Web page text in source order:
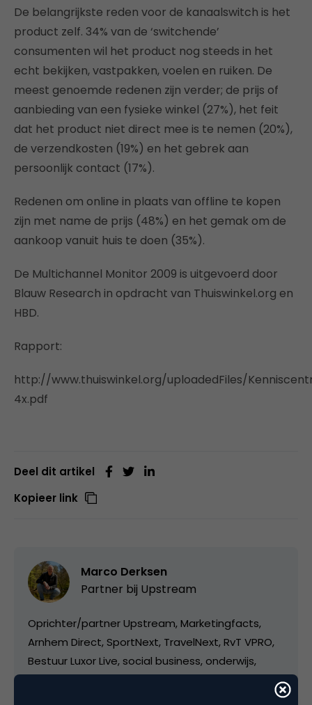
De belangrijkste reden voor de kanaalswitch is het
product zelf. 34% van de ‘switchende’
consumenten wil het product nog steeds in het
echt bekijken, vastpakken, voelen en ruiken. De
meest genoemde redenen zijn verder; de prijs of
aanbieding van een fysieke winkel (27%), het feit
dat het product niet direct mee is te nemen (20%),
de verzendkosten (19%) en het gebrek aan
persoonlijk contact (17%).
Redenen om online in plaats van offline te kopen
zijn met name de prijs (48%) en het gemak om de
aankoop vanuit huis te doen (35%).
De Multichannel Monitor 2009 is uitgevoerd door
Blauw Research in opdracht van Thuiswinkel.org en
HBD.
Rapport:
http://www.thuiswinkel.org/uploadedFiles/
4x.pdf
Deel dit artikel
Kopieer link
Marco Derksen
Partner bij Upstream
Oprichter/partner Upstream, Marketingfacts,
Arnhem Direct, SportNext, TravelNext, RvT VPRO,
Bestuur Luxor Live, social business, onderwijs,
fotografie en vader!